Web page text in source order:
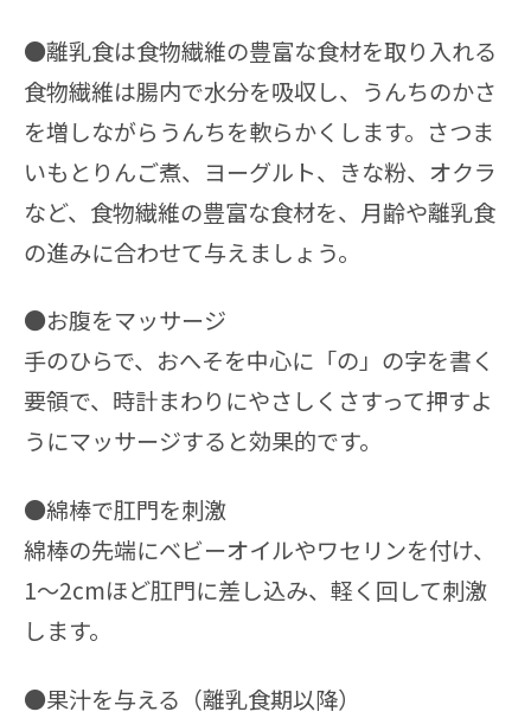
●離乳食は食物繊維の豊富な食材を取り入れる
食物繊維は腸内で水分を吸収し、うんちのかさ
を増しながらうんちを軟らかくします。さつま
いもとりんご煮、ヨーグルト、きな粉、オクラ
など、食物繊維の豊富な食材を、月齢や離乳食
の進みに合わせて与えましょう。
●お腹をマッサージ
手のひらで、おへそを中心に「の」の字を書く
要領で、時計まわりにやさしくさすって押すよ
うにマッサージすると効果的です。
●綿棒で肛門を刺激
綿棒の先端にベビーオイルやワセリンを付け、
1〜2cmほど肛門に差し込み、軽く回して刺激
します。
●果汁を与える（離乳食期以降）